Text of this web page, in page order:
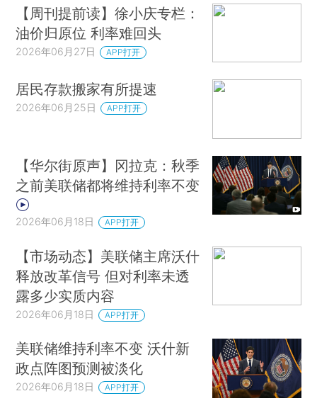
【周刊提前读】徐小庆专栏：
油价归原位 利率难回头
2026年06月27日 APP打开
居民存款搬家有所提速
2026年06月25日 APP打开
【华尔街原声】冈拉克：秋季
之前美联储都将维持利率不变
2026年06月18日 APP打开
【市场动态】美联储主席沃什
释放改革信号 但对利率未透
露多少实质内容
2026年06月18日 APP打开
美联储维持利率不变 沃什新
政点阵图预测被淡化
2026年06月18日 APP打开